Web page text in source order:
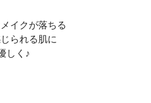
イクが落ちる
られる肌に
しく♪